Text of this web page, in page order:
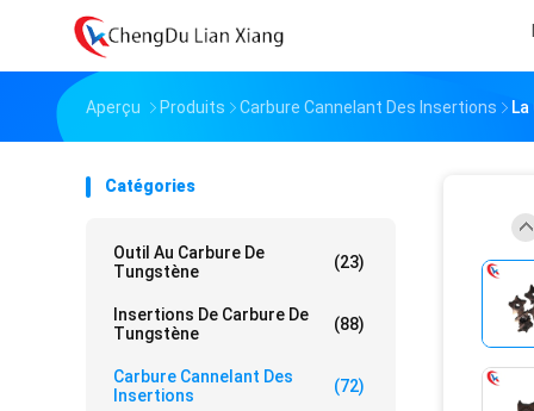
Aperçu Produits Carbure Cannelant Des Insertions
Catégories
Outil Au Carbure De
Tungstène
(23)
Insertions De Carbure De
Tungstène
(88)
Carbure Cannelant Des
Insertions
(72)